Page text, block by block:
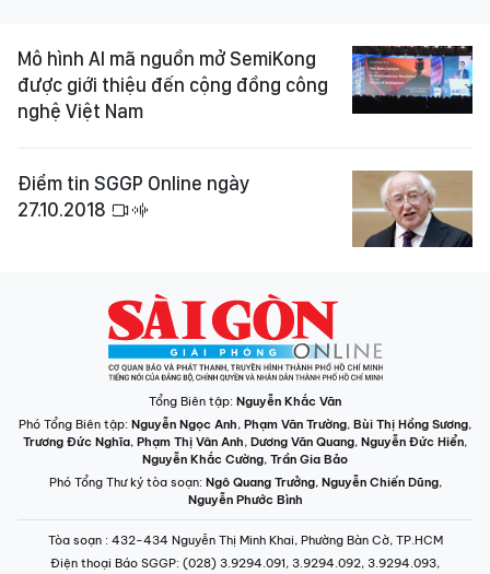
Mô hình AI mã nguồn mở SemiKong
được giới thiệu đến cộng đồng công
nghệ Việt Nam
Điểm tin SGGP Online ngày
27.10.2018
Tổng Biên tập: Nguyễn Khắc Văn
Phó Tổng Biên tập: Nguyễn Ngọc Anh, Phạm Văn Trường, Bùi Thị Hồng Sương,
Trương Đức Nghĩa, Phạm Thị Vân Anh, Dương Văn Quang, Nguyễn Đức Hiển,
Nguyễn Khắc Cường, Trần Gia Bảo
Phó Tổng Thư ký tòa soạn: Ngô Quang Trưởng, Nguyễn Chiến Dũng,
Nguyễn Phước Bình
Tòa soạn : 432-434 Nguyễn Thị Minh Khai, Phường Bàn Cờ, TP.HCM
Điện thoại Báo SGGP: (028) 3.9294.091, 3.9294.092, 3.9294.093,